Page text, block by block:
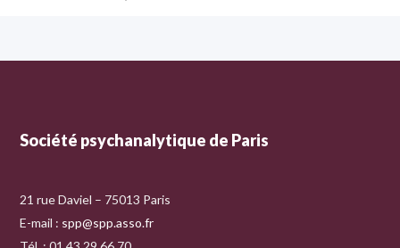
Société psychanalytique de Paris
21 rue Daviel – 75013 Paris
E-mail : spp@spp.asso.fr